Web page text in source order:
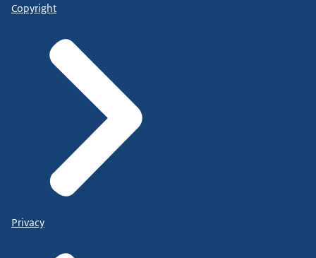
Copyright
Privacy